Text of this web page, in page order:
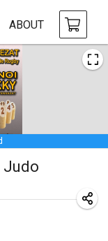
ABOUT
Judo